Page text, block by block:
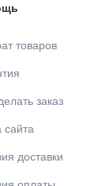
товаров
заказ
сайта
доставки